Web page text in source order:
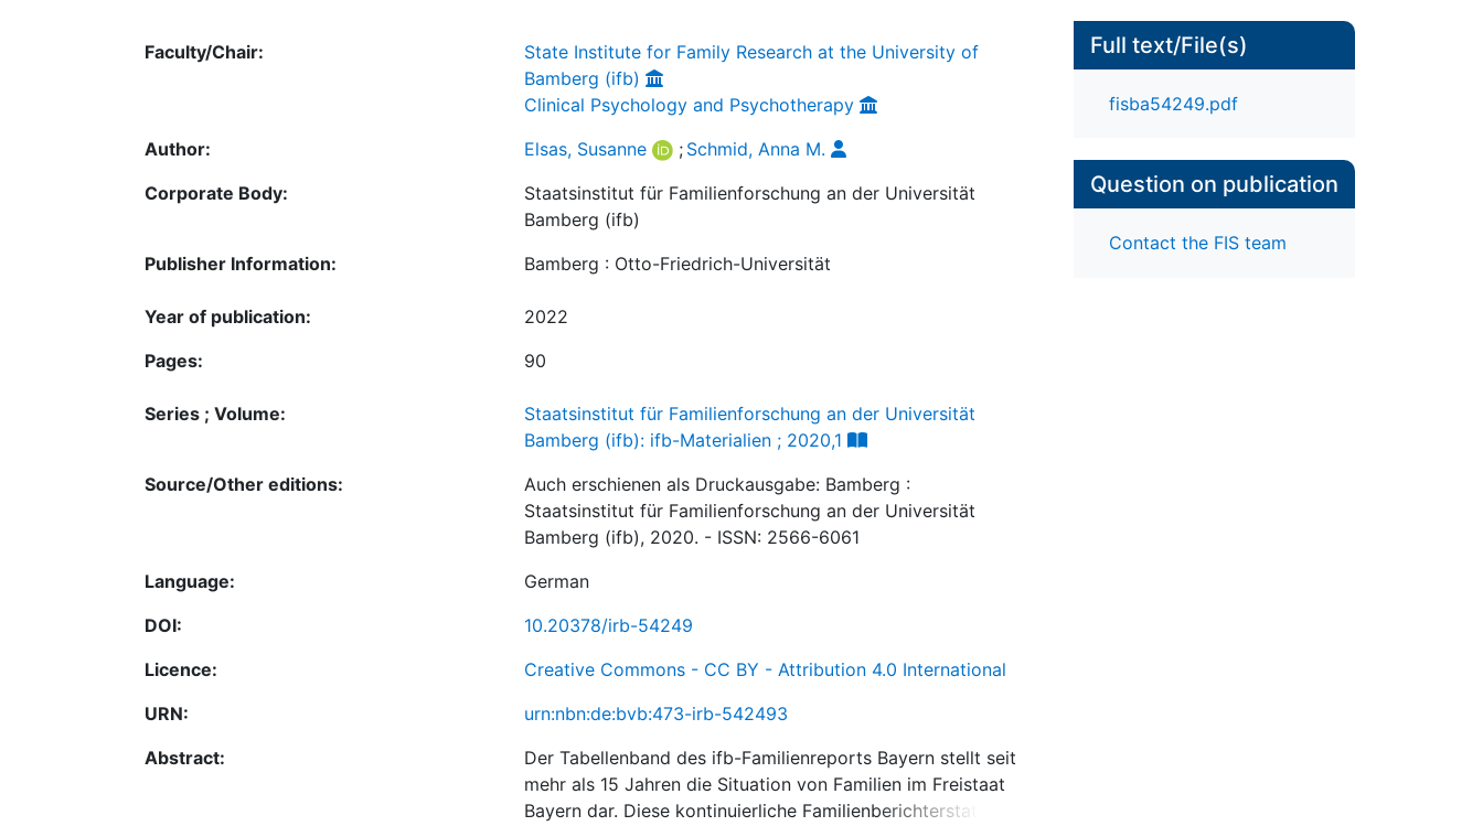
Faculty/Chair:
State Institute for Family Research at the University of
Bamberg (ifb)
Clinical Psychology and Psychotherapy
Author:
Elsas, Susanne ; Schmid, Anna M.
Corporate Body:
Staatsinstitut für Familienforschung an der Universität
Bamberg (ifb)
Publisher Information:
Bamberg : Otto-Friedrich-Universität
Year of publication:
2022
Pages:
90
Series ; Volume:
Staatsinstitut für Familienforschung an der Universität
Bamberg (ifb): ifb-Materialien ; 2020,1
Source/Other editions:
Auch erschienen als Druckausgabe: Bamberg :
Staatsinstitut für Familienforschung an der Universität
Bamberg (ifb), 2020. - ISSN: 2566-6061
Language:
German
DOI:
10.20378/irb-54249
Licence:
Creative Commons - CC BY - Attribution 4.0 International
URN:
urn:nbn:de:bvb:473-irb-542493
Abstract:
Der Tabellenband des ifb-Familienreports Bayern stellt seit
mehr als 15 Jahren die Situation von Familien im Freistaat
Bayern dar. Diese kontinuierliche Familienberichterstattung
Full text/File(s)
fisba54249.pdf
Question on publication
Contact the FIS team